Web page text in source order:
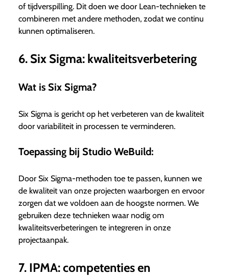
of tijdverspilling. Dit doen we door Lean-technieken te
combineren met andere methoden, zodat we continu
kunnen optimaliseren.
6. Six Sigma: kwaliteitsverbetering
Wat is Six Sigma?
Six Sigma is gericht op het verbeteren van de kwaliteit
door variabiliteit in processen te verminderen.
Toepassing bij Studio WeBuild:
Door Six Sigma-methoden toe te passen, kunnen we
de kwaliteit van onze projecten waarborgen en ervoor
zorgen dat we voldoen aan de hoogste normen. We
gebruiken deze technieken waar nodig om
kwaliteitsverbeteringen te integreren in onze
projectaanpak.
7. IPMA: competenties en